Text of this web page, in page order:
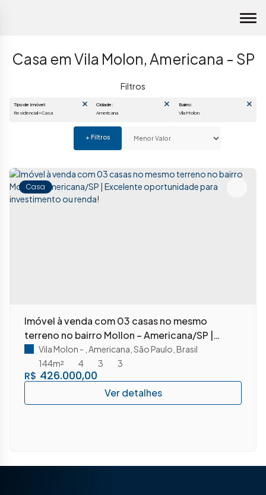
Casa em Vila Molon, Americana - SP
Tipo de Imóvel:
Cidade:
Americana
Bairro:
Casa
Imóvel à venda com 03 casas no mesmo
terreno no bairro Mollon – Americana/SP |
Excelente oportunidade para investimento ou
renda!
R$ 426.000,00
Vila Molon Americana São Paulo Brasil
4
3
144m² 3